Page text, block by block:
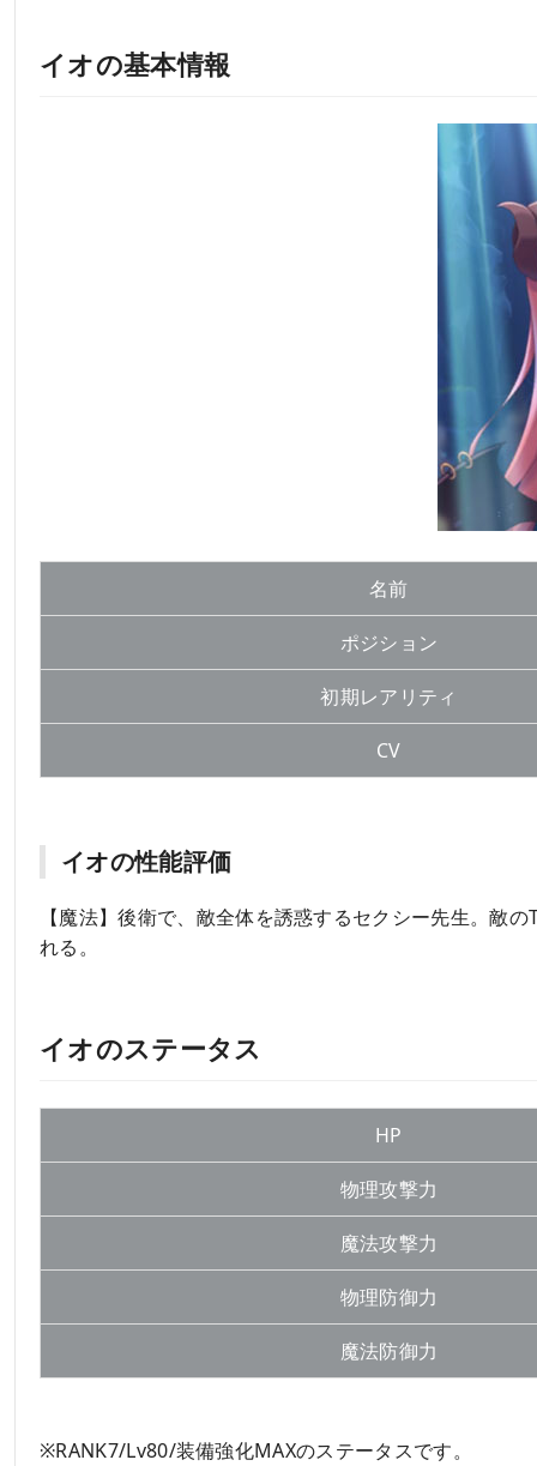
イオの基本情報
名前
ポジション
初期レアリティ
CV
イオの性能評価
【魔法】後衛で、敵全体を誘惑するセクシー先生。敵
れる。
イオのステータス
HP
物理攻撃力
魔法攻撃力
物理防御力
魔法防御力
※RANK7/Lv80/装備強化MAXのステータスです。